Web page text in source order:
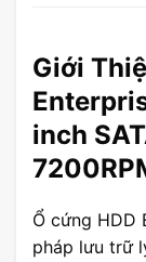
Giới
inch
Ổ cứng HDD
pháp lưu trữ